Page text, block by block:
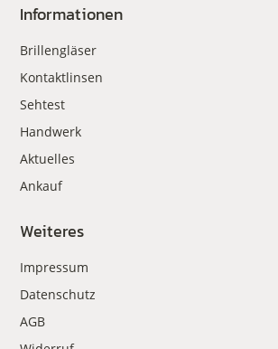
Informationen
Brillengläser
Kontaktlinsen
Sehtest
Handwerk
Aktuelles
Ankauf
Weiteres
Impressum
Datenschutz
AGB